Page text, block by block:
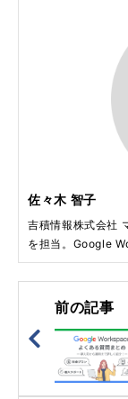
佐々木 智子
吉積情報株式会社
を担当。Google
前の記事